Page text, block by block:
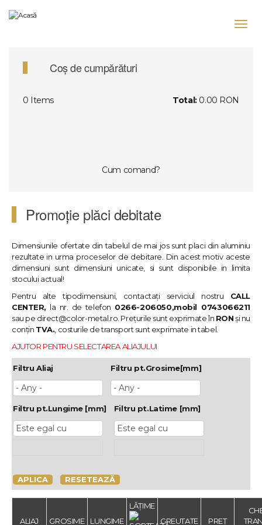
Mergi
Toggle
Coș de cumpărături
0 Items Total: 0.00 RON
Cum comand?
Promoție plăci debitate
Dimensiunile ofertate din tabelul de mai jos sunt placi din aluminiu
rezultate in urma proceselor de debitare. Din acest motiv aceste
dimensiuni sunt dimensiuni unicate, si sunt disponibile in limita
stocului actual!
Pentru alte tipodimensiuni, contactați serviciul nostru CALL
CENTER, la nr. de telefon 0266-206050,mobil 0743066211
sau pe direct@color-metal.ro . Prețurile sunt exprimate în RONși nu
conțin TVA. , costurile de transport sunt exprimate in tabel.
AJUTOR PENTRU SELECTAREA ALIAJULUI
Filtru Aliaj Filtru pt.Grosime[mm]
Filtru pt.Lungime [mm] Filtru pt.Latime [mm]
APLICA RESETEAZĂ
ALIAJ GROSIME LUNGIME
LĂȚIME
GREUTATE
PREȚ